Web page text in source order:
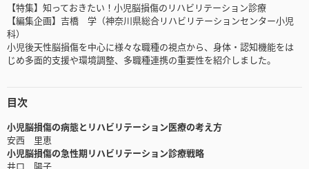
【特集】知っておきたい！小児脳損傷のリハビリテーション診療
【編集企画】吉橋 学（神奈川県総合リハビリテーションセンター小児
科）
小児後天性脳損傷を中心に様々な職種の視点から、身体・認知機能をは
じめ多面的支援や環境調整、多職種連携の重要性を紹介しました。
目次
小児脳損傷の病態とリハビリテーション医療の考え方
安西 里恵
小児脳損傷の急性期リハビリテーション診療戦略
井口 陽子